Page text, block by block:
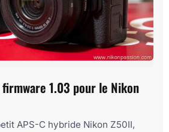
1.03 pour le Nikon
APS-C hybride Nikon Z50II,